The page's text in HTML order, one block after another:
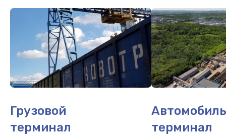
Грузовой
терминал
терминал